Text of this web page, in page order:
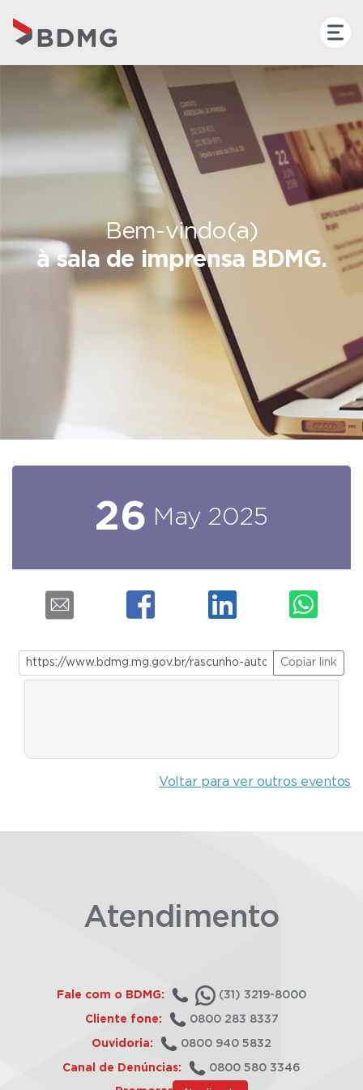
Bem-vindo(a)
à sala de imprensa BDMG.
26 May 2025
Copiar link
Voltar para ver outros eventos
Atendimento
Fale com o BDMG: (31) 3219-8000
Cliente fone: 0800 283 8337
Ouvidoria: 0800 940 5832
Canal de Denúncias: 0800 580 3346